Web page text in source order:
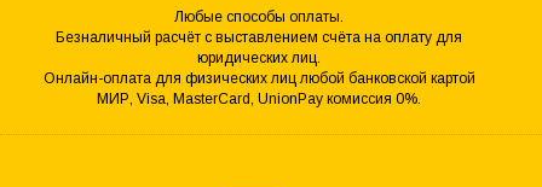
Любые способы оплаты.
Безналичный расчёт с выставлением счёта на оплату для
юридических лиц.
Онлайн-оплата для физических лиц любой банковской картой
МИР, Visa, MasterCard, UnionPay комиссия 0%.